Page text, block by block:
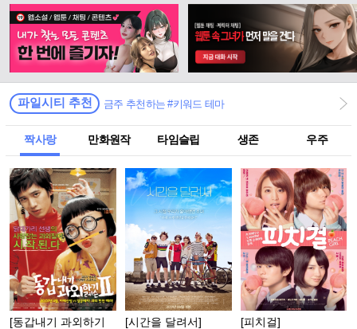
파일시티 추천 금주 추천하는 #키워드 테마
짝사랑 만화원작 타임슬립 생존 우주
[동갑내기 과외하기
[시간을 달려서] [피치걸]